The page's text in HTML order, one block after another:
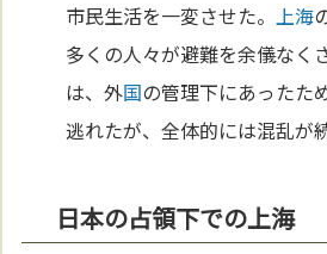
市民生活を一変させた。上海
多くの人々が避難を余儀なく
は、外国の管理下にあったた
逃れたが、全体的には混乱が
日本の占領下での上海